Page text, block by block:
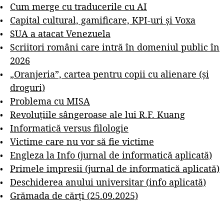
Cum merge cu traducerile cu AI
Capital cultural, gamificare, KPI-uri și Voxa
SUA a atacat Venezuela
Scriitori români care intră în domeniul public în
2026
„Oranjeria”, cartea pentru copii cu alienare (și
droguri)
Problema cu MISA
Revoluțiile sângeroase ale lui R.F. Kuang
Informatică versus filologie
Victime care nu vor să fie victime
Engleza la Info (jurnal de informatică aplicată)
Primele impresii (jurnal de informatică aplicată)
Deschiderea anului universitar (info aplicată)
Grămada de cărți (25.09.2025)